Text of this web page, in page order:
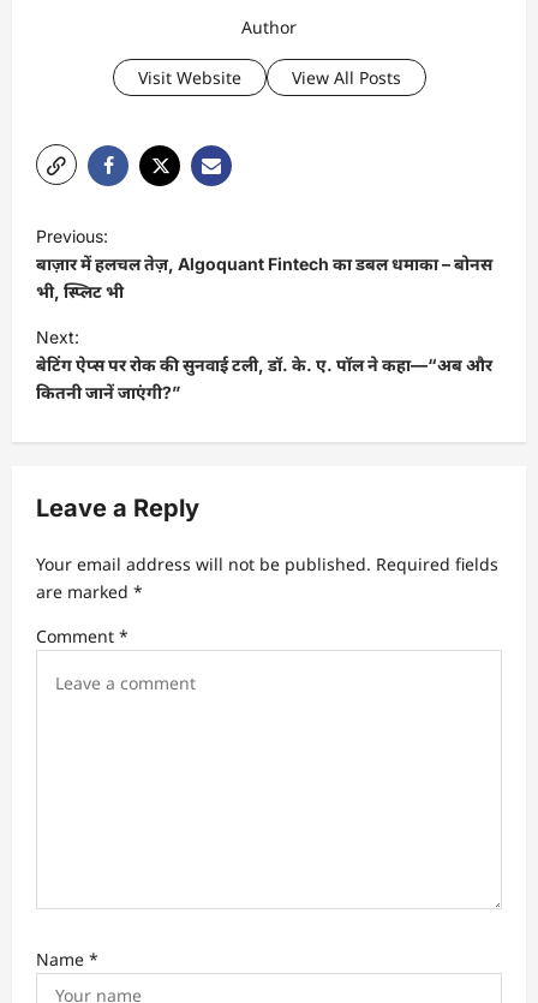
Author
Visit Website View All Posts
o
s
t
n
a
v
g
a
t
i
Previous:
बाज़ार में हलचल तेज़, Algoquant Fintech का डबल धमाका – बोनस
भी, स्प्लिट भी
Next:
बेटिंग ऐप्स पर रोक की सुनवाई टली, डॉ. के. ए. पॉल ने कहा—“अब और
कितनी जानें जाएंगी?”
Leave a Reply
Your email address will not be published. Required fields
are marked *
Comment *
Name *